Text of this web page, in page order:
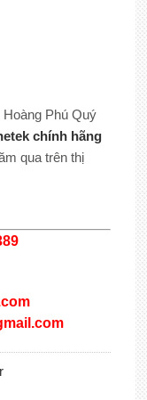
Phú Quý
chính hãng
qua trên thị